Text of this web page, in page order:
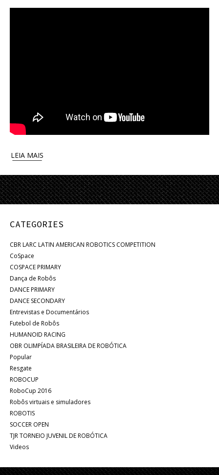
LEIA MAIS
CATEGORIES
CBR LARC LATIN AMERICAN ROBOTICS COMPETITION
CoSpace
COSPACE PRIMARY
Dança de Robôs
DANCE PRIMARY
DANCE SECONDARY
Entrevistas e Documentários
Futebol de Robôs
HUMANOID RACING
OBR OLIMPÍADA BRASILEIRA DE ROBÓTICA
Popular
Resgate
ROBOCUP
RoboCup 2016
Robôs virtuais e simuladores
ROBOTIS
SOCCER OPEN
TJR TORNEIO JUVENIL DE ROBÓTICA
Videos